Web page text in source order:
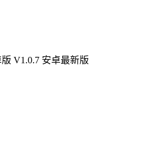
V1.0.7 安卓最新版